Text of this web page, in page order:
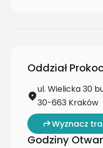
Oddział
ul. Wielicka 30
30-663 Kraków
Wyznacz
Godziny